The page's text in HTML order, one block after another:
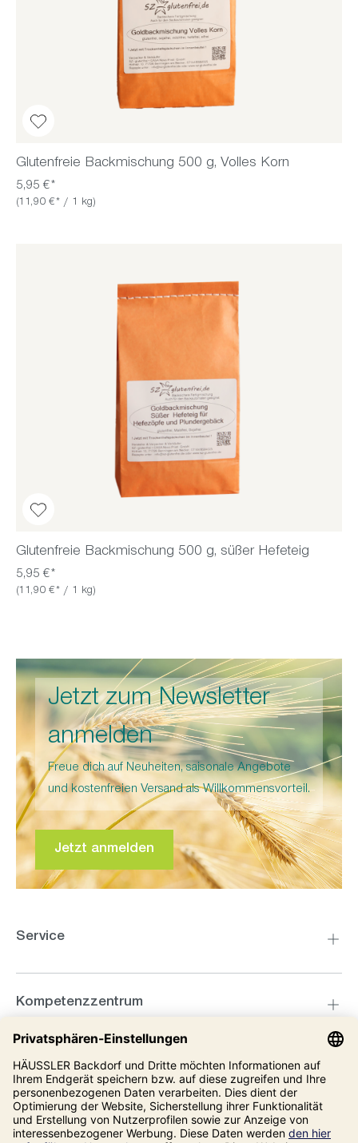
Glutenfreie Backmischung 500 g, Volles Korn
5,95 €*
(11,90 €* / 1 kg)
Glutenfreie Backmischung 500 g, süßer Hefeteig
5,95 €*
(11,90 €* / 1 kg)
Jetzt zum Newsletter
anmelden
Freue dich auf Neuheiten, saisonale Angebote
und kostenfreien Versand als Willkommensvorteil.
Jetzt anmelden
Service
Kompetenzzentrum
Informationen
Unsere Adresse